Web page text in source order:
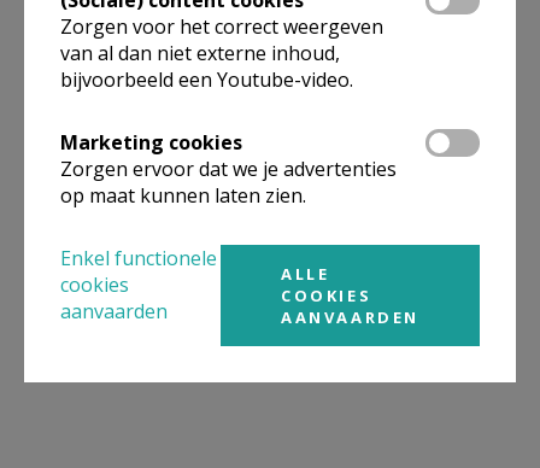
Zorgen voor het correct weergeven
van al dan niet externe inhoud,
bijvoorbeeld een Youtube-video.
Marketing cookies
Zorgen ervoor dat we je advertenties
op maat kunnen laten zien.
Enkel functionele
cookies
aanvaarden
ALLE
COOKIES
AANVAARDEN